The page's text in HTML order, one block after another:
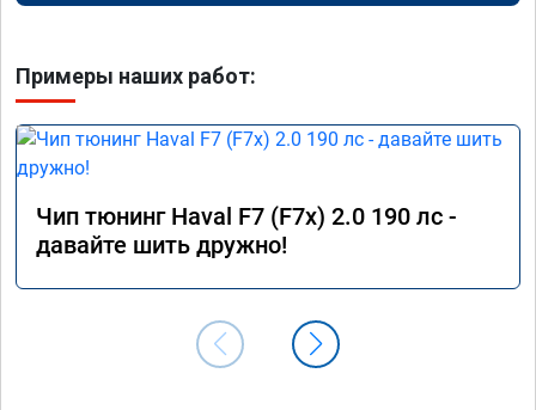
Примеры наших работ:
Чип тюнинг Haval F7 (F7x) 2.0 190 лс -
давайте шить дружно!